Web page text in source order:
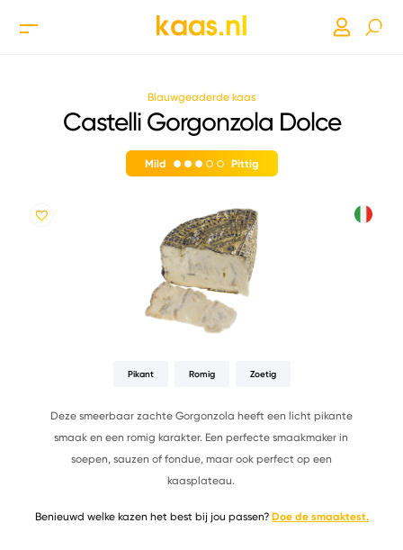
Blauwgeaderde kaas
Castelli Gorgonzola Dolce
Mild Pittig
Pikant Romig Zoetig
Deze smeerbaar zachte Gorgonzola heeft een licht pikante
smaak en een romig karakter. Een perfecte smaakmaker in
soepen, sauzen of fondue, maar ook perfect op een
kaasplateau.
Benieuwd welke kazen het best bij jou passen? Doe de smaaktest.